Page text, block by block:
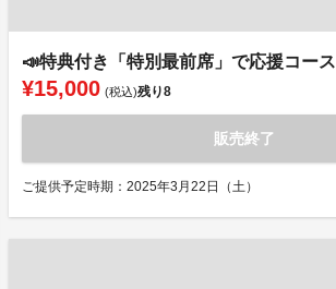
📣特典付き「特別最前席」で応援コース
¥15,000 (税込)残り8
販売終了
ご提供予定時期：2025年3月22日（土）